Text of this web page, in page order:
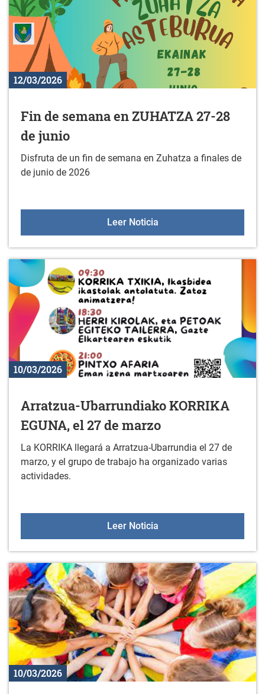
12/03/2026
Fin de semana en ZUHATZA 27-28
de junio
Disfruta de un fin de semana en Zuhatza a finales de
de junio de 2026
Leer NoticiaFin de semana en
10/03/2026
Arratzua-Ubarrundiako KORRIKA
EGUNA, el 27 de marzo
La KORRIKA llegará a Arratzua-Ubarrundia el 27 de
marzo, y el grupo de trabajo ha organizado varias
actividades.
Leer NoticiaArratzua-Ubarrundiako
10/03/2026